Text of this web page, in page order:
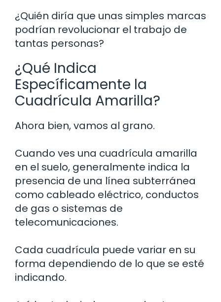
¿Quién diría que unas simples marcas
podrían revolucionar el trabajo de
tantas personas?
¿Qué Indica
Específicamente la
Cuadrícula Amarilla?
Ahora bien, vamos al grano.
Cuando ves una cuadrícula amarilla
en el suelo, generalmente indica la
presencia de una línea subterránea
como cableado eléctrico, conductos
de gas o sistemas de
telecomunicaciones.
Cada cuadrícula puede variar en su
forma dependiendo de lo que se esté
indicando.